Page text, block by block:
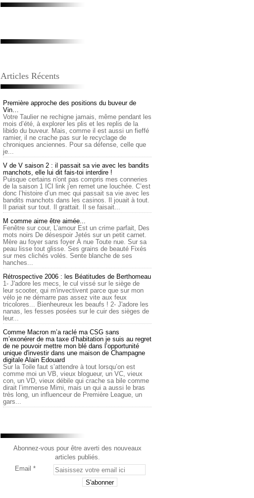
Articles Récents
Première approche des positions du buveur de
Vin…
Votre Taulier ne rechigne jamais, même pendant les
mois d’été, à explorer les plis et les replis de la
libido du buveur. Mais, comme il est aussi un fieffé
ramier, il ne crache pas sur le recyclage de
chroniques anciennes. Pour sa défense, celle que
je...
V de V saison 2 : il passait sa vie avec les bandits
manchots, elle lui dit fais-toi interdire !
Puisque certains n'ont pas compris mes conneries
de la saison 1 ICI link j'en remet une louchée. C’est
donc l’histoire d’un mec qui passait sa vie avec les
bandits manchots dans les casinos. Il jouait à tout.
Il pariait sur tout. Il grattait. Il se faisait...
M comme aime être aimée...
Fenêtre sur cour, L’amour Est un crime parfait, Des
mots noirs De désespoir Jetés sur un petit carnet.
Mère au foyer sans foyer À nue Toute nue. Sur sa
peau lisse tout glisse. Ses grains de beauté Fixés
sur mes clichés volés. Sente blanche de ses
hanches...
Rétrospective 2006 : les Béatitudes de Berthomeau
1- J'adore les mecs, le cul vissé sur le siège de
leur scooter, qui m'invectivent parce que sur mon
vélo je ne démarre pas assez vite aux feux
tricolores... Bienheureux les beaufs ! 2- J'adore les
nanas, les fesses posées sur le cuir des sièges de
leur...
Comme Macron m’a raclé ma CSG sans
m’exonérer de ma taxe d’habitation je suis au regret
de ne pouvoir mettre mon blé dans l’opportunité
unique d'investir dans une maison de Champagne
digitale Alain Edouard
Sur la Toile faut s’attendre à tout lorsqu’on est
comme moi un VB, vieux blogueur, un VC, vieux
con, un VD, vieux débile qui crache sa bile comme
dirait l’immense Mimi, mais un qui a aussi le bras
très long, un influenceur de Première League, un
gars...
Abonnez-vous pour être averti des nouveaux
articles publiés.
Email